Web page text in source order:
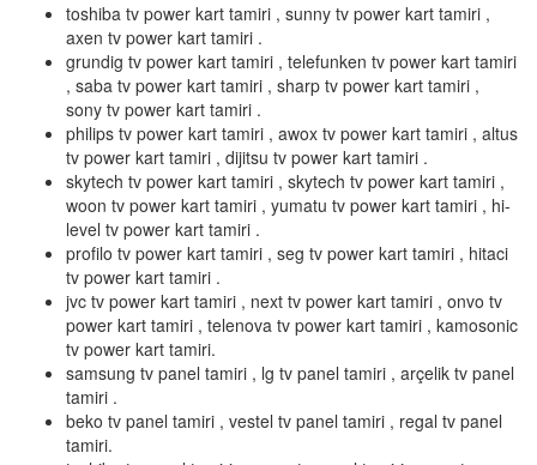
toshiba tv power kart tamiri , sunny tv power kart tamiri ,
axen tv power kart tamiri .
grundig tv power kart tamiri , telefunken tv power kart tamiri
, saba tv power kart tamiri , sharp tv power kart tamiri ,
sony tv power kart tamiri .
philips tv power kart tamiri , awox tv power kart tamiri , altus
tv power kart tamiri , dijitsu tv power kart tamiri .
skytech tv power kart tamiri , skytech tv power kart tamiri ,
woon tv power kart tamiri , yumatu tv power kart tamiri , hi-
level tv power kart tamiri .
profilo tv power kart tamiri , seg tv power kart tamiri , hitaci
tv power kart tamiri .
jvc tv power kart tamiri , next tv power kart tamiri , onvo tv
power kart tamiri , telenova tv power kart tamiri , kamosonic
tv power kart tamiri.
samsung tv panel tamiri , lg tv panel tamiri , arçelik tv panel
tamiri .
beko tv panel tamiri , vestel tv panel tamiri , regal tv panel
tamiri.